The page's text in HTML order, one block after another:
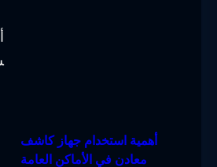
أهمية استخدام جهاز كاشف
معادن في الأماكن العامة